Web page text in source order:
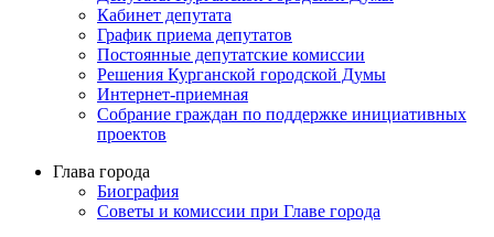
Кабинет депутата
График приема депутатов
Постоянные депутатские комиссии
Решения Курганской городской Думы
Интернет-приемная
Собрание граждан по поддержке инициативных
проектов
Глава города
Биография
Советы и комиссии при Главе города